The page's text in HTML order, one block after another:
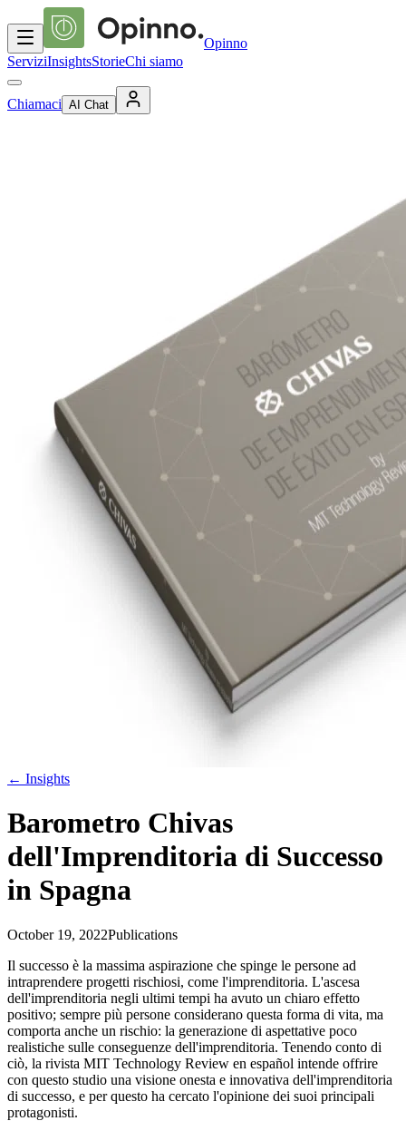
Opinno
ServiziInsightsStorieChi siamo
Chiamaci AI Chat
← Insights
Barometro Chivas
dell'Imprenditoria di Successo
in Spagna
October 19, 2022Publications
Il successo è la massima aspirazione che spinge le persone ad
intraprendere progetti rischiosi, come l'imprenditoria. L'ascesa
dell'imprenditoria negli ultimi tempi ha avuto un chiaro effetto
positivo; sempre più persone considerano questa forma di vita, ma
comporta anche un rischio: la generazione di aspettative poco
realistiche sulle conseguenze dell'imprenditoria. Tenendo conto di
ciò, la rivista MIT Technology Review en español intende offrire
con questo studio una visione onesta e innovativa dell'imprenditoria
di successo, e per questo ha cercato l'opinione dei suoi principali
protagonisti.